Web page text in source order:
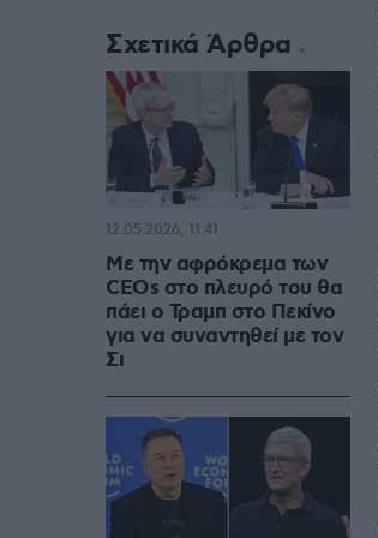
Σχετικά Άρθρα
Με την αφρόκρεμα των
CEOs στο πλευρό του θα
πάει ο Τραμπ στο Πεκίνο
για να συναντηθεί με τον
Σι
12.05.2026, 11:41